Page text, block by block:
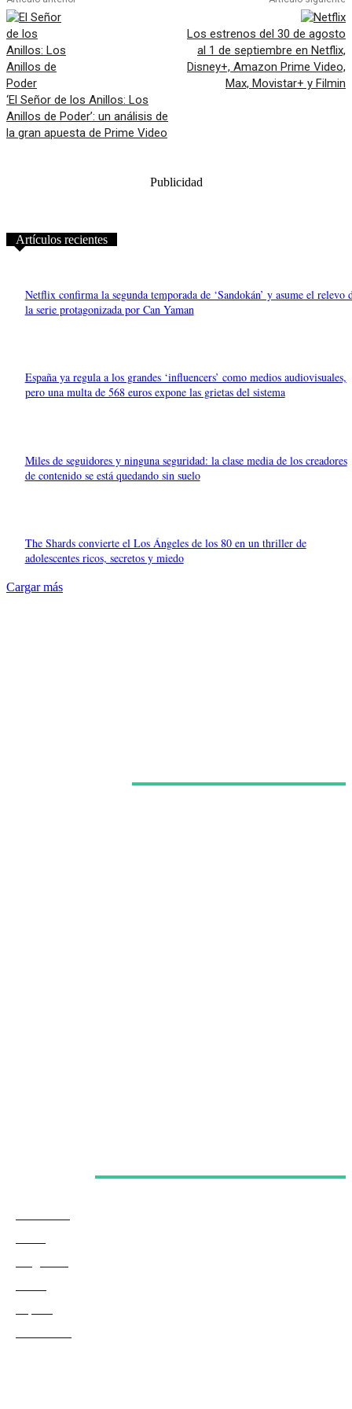
‘El Señor de los Anillos: Los
Anillos de Poder’: un análisis de
la gran apuesta de Prime Video
Los estrenos del 30 de agosto
al 1 de septiembre en Netflix,
Disney+, Amazon Prime Video,
Max, Movistar+ y Filmin
Publicidad
Artículos recientes
Netflix confirma la segunda temporada de ‘Sandokán’ y asume el relevo
la serie protagonizada por Can Yaman
España ya regula a los grandes ‘influencers’ como medios audiovisuales,
pero una multa de 568 euros expone las grietas del sistema
Miles de seguidores y ninguna seguridad: la clase media de los creadores
de contenido se está quedando sin suelo
The Shards convierte el Los Ángeles de los 80 en un thriller de
adolescentes ricos, secretos y miedo
Cargar más